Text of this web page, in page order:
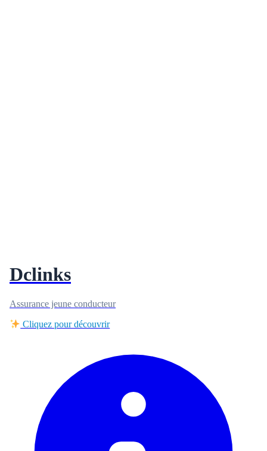
Dclinks
Assurance jeune conducteur
Cliquez pour découvrir